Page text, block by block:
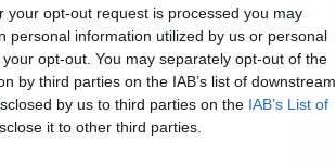
opt-out request is processed you may
personal information utilized by us or personal
opt-out. You may separately opt-out of the
by third parties on the IAB’s list of downstream
by us to third parties on the IAB’s List of
it to other third parties.